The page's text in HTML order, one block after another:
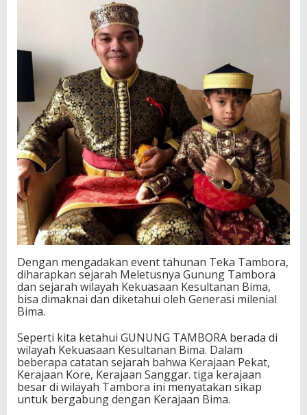
Dengan mengadakan event tahunan Teka Tambora,
diharapkan sejarah Meletusnya Gunung Tambora
dan sejarah wilayah Kekuasaan Kesultanan Bima,
bisa dimaknai dan diketahui oleh Generasi milenial
Bima.
Seperti kita ketahui GUNUNG TAMBORA berada di
wilayah Kekuasaan Kesultanan Bima. Dalam
beberapa catatan sejarah bahwa Kerajaan Pekat,
Kerajaan Kore, Kerajaan Sanggar. tiga kerajaan
besar di wilayah Tambora ini menyatakan sikap
untuk bergabung dengan Kerajaan Bima.